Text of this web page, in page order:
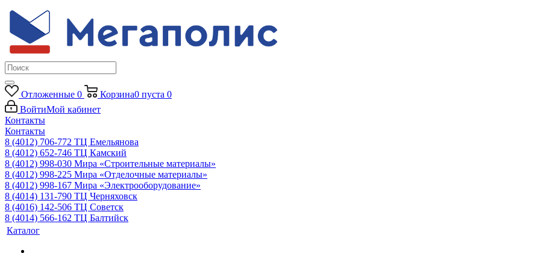
Отложенные 0 Корзина0 пуста 0
ВойтиМой кабинет
Контакты
Контакты
8 (4012) 706-772 ТЦ Емельянова
8 (4012) 652-746 ТЦ Камский
8 (4012) 998-030 Мира «Строительные материалы»
8 (4012) 998-225 Мира «Отделочные материалы»
8 (4012) 998-167 Мира «Электрооборудование»
8 (4014) 131-790 ТЦ Черняховск
8 (4016) 142-506 ТЦ Советск
8 (4014) 566-162 ТЦ Балтийск
Каталог